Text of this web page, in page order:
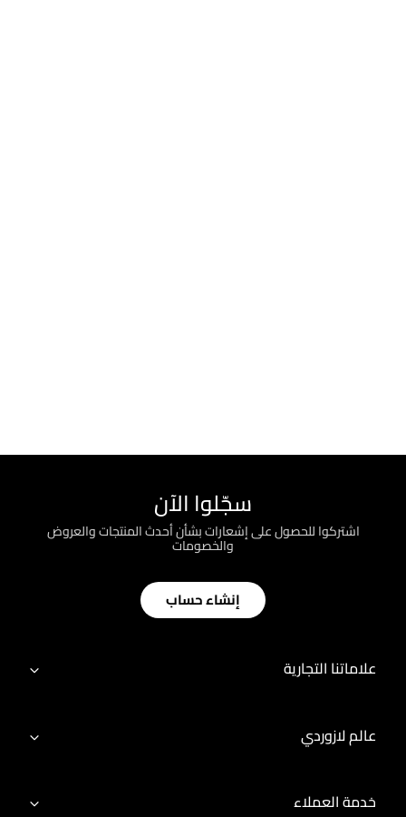
سجّلوا الآن
اشتركوا للحصول على إشعارات بشأن أحدث المنتجات والعروض
والخصومات
إنشاء حساب
علاماتنا التجارية
عالم لازوردي
خدمة العملاء